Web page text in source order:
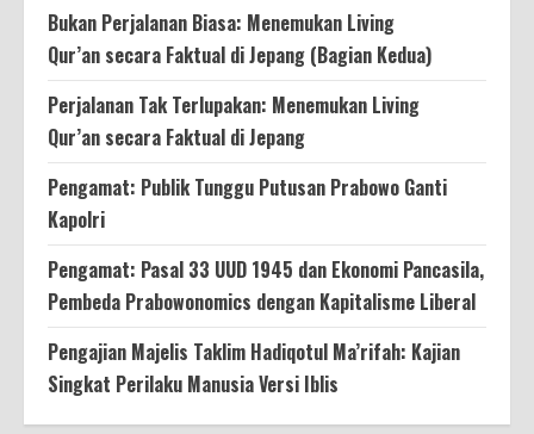
Bukan Perjalanan Biasa: Menemukan Living
Qur’an secara Faktual di Jepang (Bagian Kedua)
Perjalanan Tak Terlupakan: Menemukan Living
Qur’an secara Faktual di Jepang
Pengamat: Publik Tunggu Putusan Prabowo Ganti
Kapolri
Pengamat: Pasal 33 UUD 1945 dan Ekonomi Pancasila,
Pembeda Prabowonomics dengan Kapitalisme Liberal
Pengajian Majelis Taklim Hadiqotul Ma’rifah: Kajian
Singkat Perilaku Manusia Versi Iblis